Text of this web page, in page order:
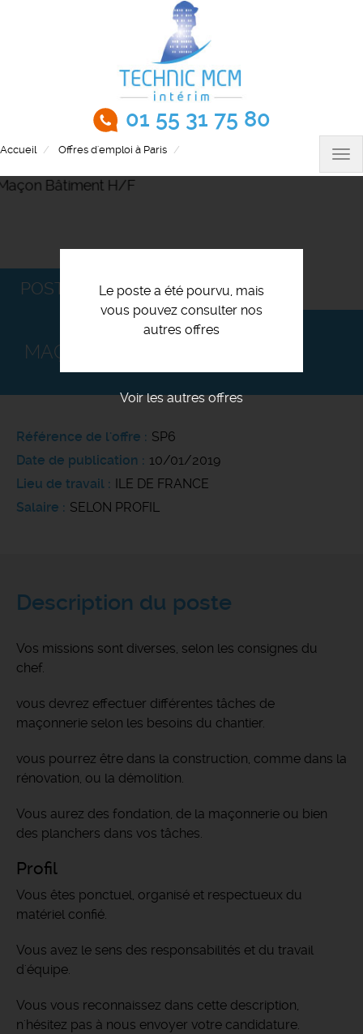
01 55 31 75 80
Accueil Offres d'emploi à Paris
Le poste a été pourvu, mais
vous pouvez consulter nos
autres offres
Voir les autres offres
POSTULEZ
MAÇON BÂTIMENT H/F
Référence de l'offre
SP6
Date de publication
10/01/2019
Lieu de travail
ILE DE FRANCE
Salaire
SELON PROFIL
Description du poste
Vos missions sont diverses, selon les consignes du
chef.
vous devrez effectuer différentes tâches de
maçonnerie selon les besoins du chantier.
vous pourrez être dans la construction, comme dans la
rénovation, ou la démolition.
Vous aurez des fondation, de la maçonnerie ou bien
des planchers dans vos tâches.
Profil
Vous êtes ponctuel, organisé et respectueux du
matériel confié.
Vous avez le sens des responsabilités et du travail
d'équipe.
Vous vous reconnaissez dans cette description,
n'hésitez pas à nous envoyer votre candidature.